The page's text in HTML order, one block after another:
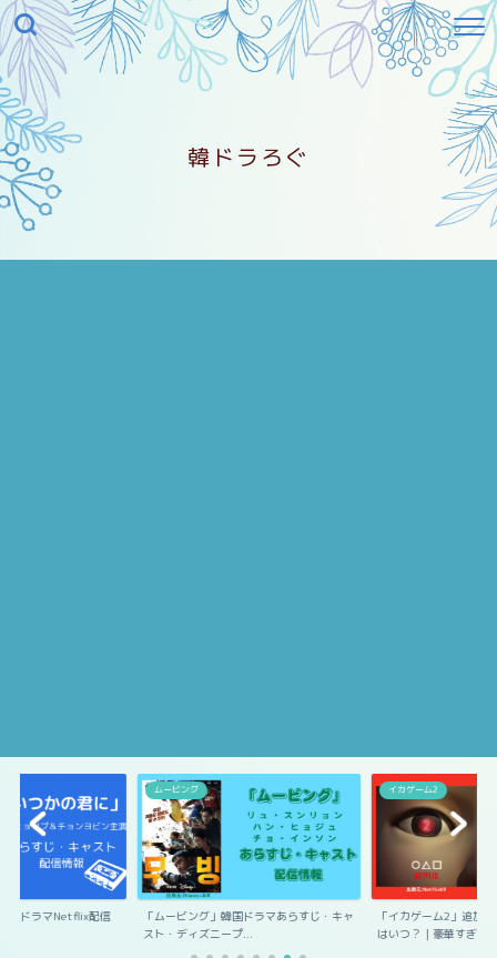
韓ドラろぐ
国ドラマNetflix配信
ムービング
「ムービング」韓国ドラマあらすじ・キャ
スト・ディズニープ...
イカゲーム2
「イカゲーム2」追加
はいつ？｜豪華すぎ...